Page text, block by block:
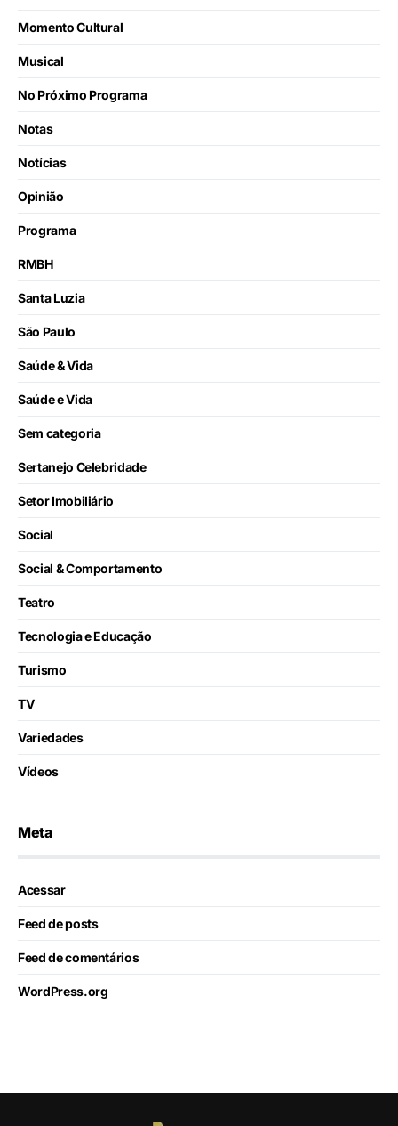
Momento Cultural
Musical
No Próximo Programa
Notas
Notícias
Opinião
Programa
RMBH
Santa Luzia
São Paulo
Saúde & Vida
Saúde e Vida
Sem categoria
Sertanejo Celebridade
Setor Imobiliário
Social
Social & Comportamento
Teatro
Tecnologia e Educação
Turismo
TV
Variedades
Vídeos
Meta
Acessar
Feed de posts
Feed de comentários
WordPress.org